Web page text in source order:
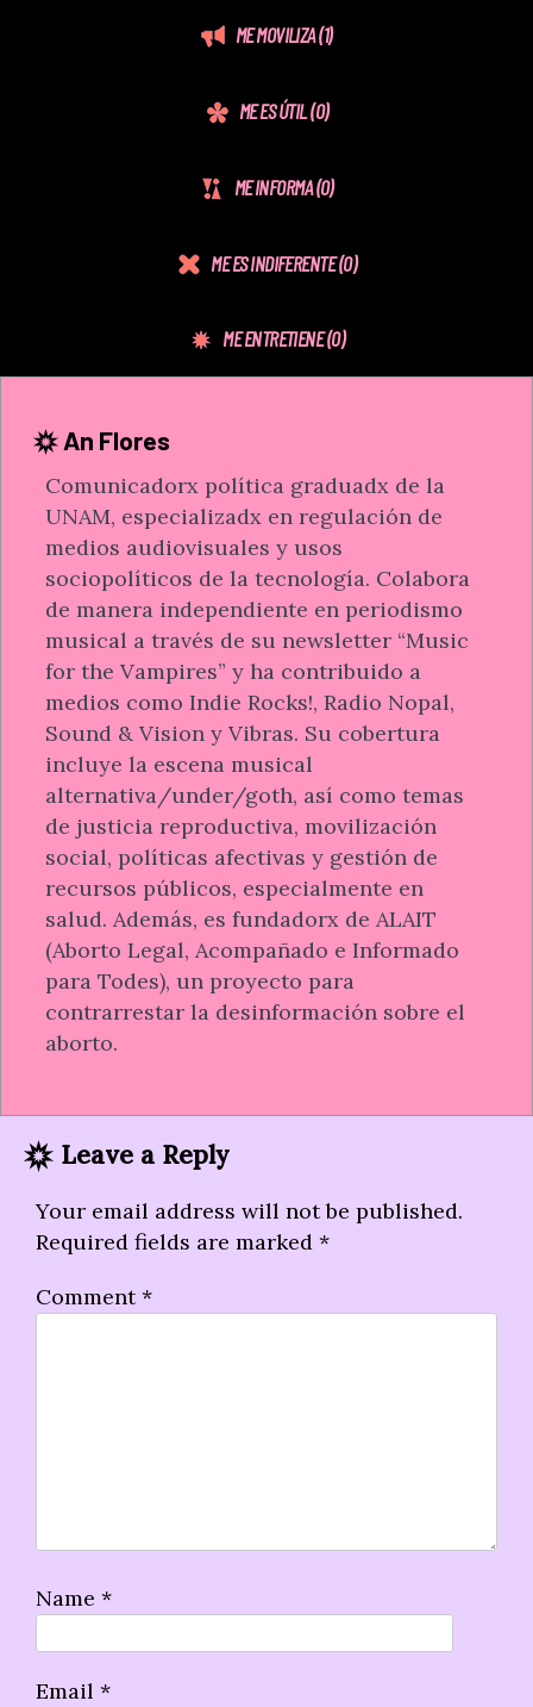
ME MOVILIZA(1)
ME ES ÚTIL(0)
ME INFORMA(0)
ME ES INDIFERENTE(0)
ME ENTRETIENE(0)
An Flores
Comunicadorx política graduadx de la
UNAM, especializadx en regulación de
medios audiovisuales y usos
sociopolíticos de la tecnología. Colabora
de manera independiente en periodismo
musical a través de su newsletter “Music
for the Vampires” y ha contribuido a
medios como Indie Rocks!, Radio Nopal,
Sound & Vision y Vibras. Su cobertura
incluye la escena musical
alternativa/under/goth, así como temas
de justicia reproductiva, movilización
social, políticas afectivas y gestión de
recursos públicos, especialmente en
salud. Además, es fundadorx de ALAIT
(Aborto Legal, Acompañado e Informado
para Todes), un proyecto para
contrarrestar la desinformación sobre el
aborto.
Leave a Reply
Your email address will not be published.
Required fields are marked *
Comment*
Name *
Email *